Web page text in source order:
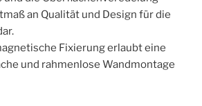
an Qualität und Design für die
Fixierung erlaubt eine
und rahmenlose Wandmontage